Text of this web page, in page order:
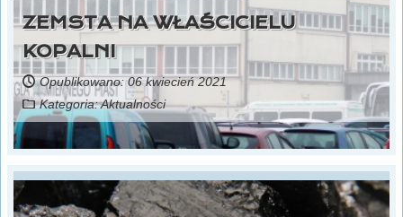
ZEMSTA NA WŁAŚCICIELU
KOPALNI
Opublikowano: 06 kwiecień 2021
Kategoria:Aktualności